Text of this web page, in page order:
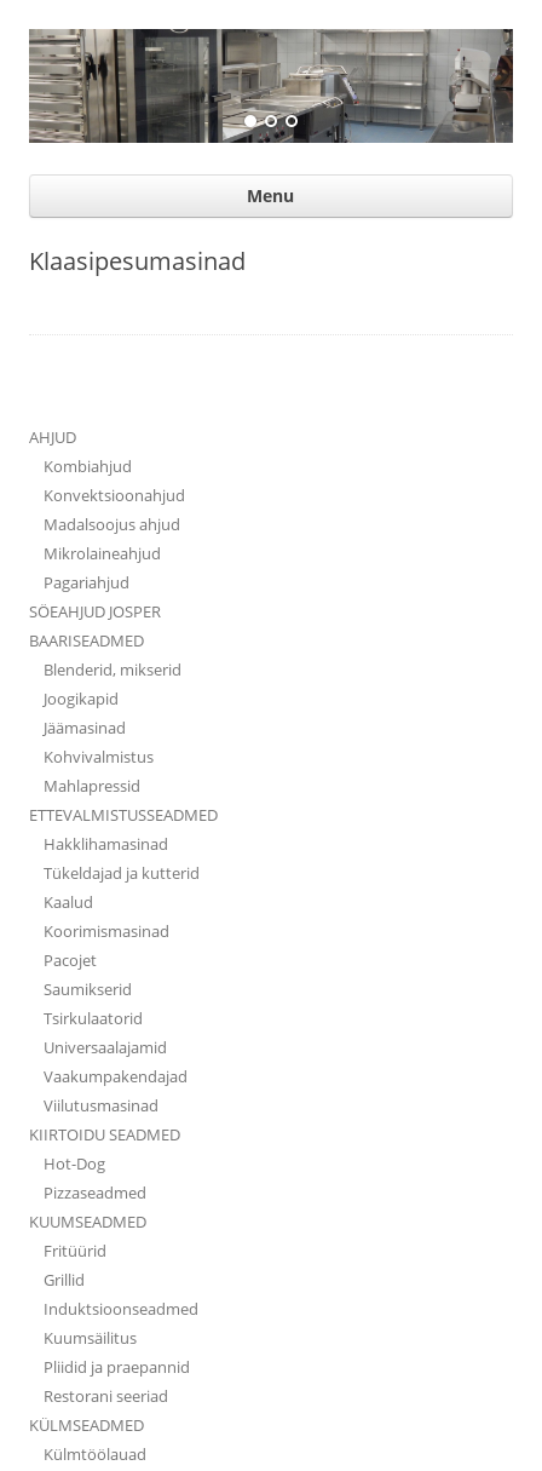
Suurköögiseadmed
Professional help for proffs
Menu
Klaasipesumasinad
AHJUD
Kombiahjud
Konvektsioonahjud
Madalsoojus ahjud
Mikrolaineahjud
Pagariahjud
SÖEAHJUD JOSPER
BAARISEADMED
Blenderid, mikserid
Joogikapid
Jäämasinad
Kohvivalmistus
Mahlapressid
ETTEVALMISTUSSEADMED
Hakklihamasinad
Tükeldajad ja kutterid
Kaalud
Koorimismasinad
Pacojet
Saumikserid
Tsirkulaatorid
Universaalajamid
Vaakumpakendajad
Viilutusmasinad
KIIRTOIDU SEADMED
Hot-Dog
Pizzaseadmed
KUUMSEADMED
Fritüürid
Grillid
Induktsioonseadmed
Kuumsäilitus
Pliidid ja praepannid
Restorani seeriad
KÜLMSEADMED
Külmtöölauad